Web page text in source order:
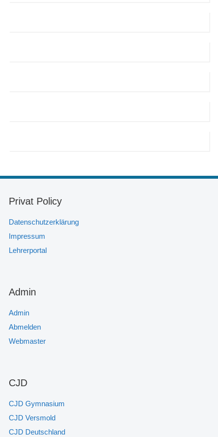
Privat Policy
Datenschutzerklärung
Impressum
Lehrerportal
Admin
Admin
Abmelden
Webmaster
CJD
CJD Gymnasium
CJD Versmold
CJD Deutschland